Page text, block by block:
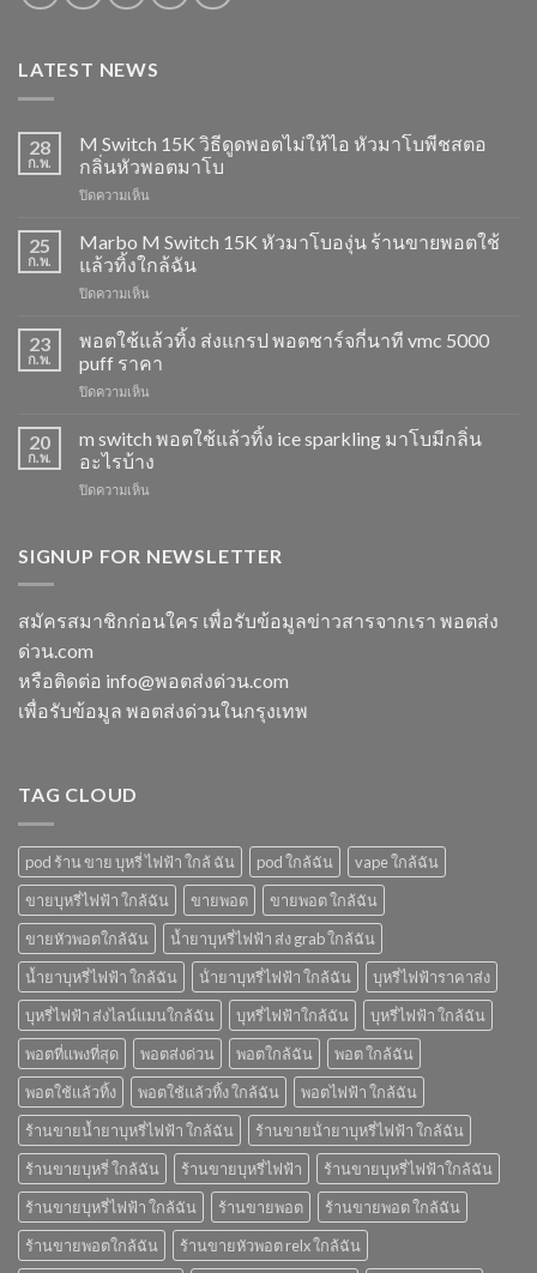
LATEST NEWS
28
ก.พ.
M Switch 15K วิธีดูดพอตไม่ให้ไอ หัวมาโบพีชสตอ
กลิ่นหัวพอตมาโบ
ปิดความเห็น
Switch
15K
วิธี
ดูด
ไม่
ให้
หัว
โบ
พีช
กลิ่น
ตมา
25
ก.พ.
Marbo M Switch 15K หัวมาโบองุ่น ร้านขายพอตใช้
แล้วทิ้งใกล้ฉัน
ปิดความเห็น
M
Switch
15K
หัว
โบ
องุ่น
ขาย
แล้ว
ฉัน
23
ก.พ.
พอตใช้แล้วทิ้ง ส่งแกรป พอตชาร์จกี่นาที vmc 5000
puff ราคา
ปิดความเห็น
แล้ว
ทิ้ง
ส่ง
ชาร์จ
vmc
ราคา
20
ก.พ.
m switch พอตใช้แล้วทิ้ง ice sparkling มาโบมีกลิ่น
อะไรบ้าง
ปิดความเห็น
พอต
ice
โบ
มี
SIGNUP FOR NEWSLETTER
สมัครสมาชิกก่อนใคร เพื่อรับข้อมูลข่าวสารจากเรา พอตส่ง
ด่วน.com
หรือติดต่อ info@พอตส่งด่วน.com
เพื่อรับข้อมูล พอตส่งด่วนในกรุงเทพ
TAG CLOUD
pod ร้าน ขาย บุหรี่ ไฟฟ้า ใกล้ ฉัน pod ใกล้ฉัน
vape ใกล้ฉัน
ขายบุหรี่ไฟฟ้า ใกล้ฉัน
ขายพอต
ขายพอต ใกล้ฉัน
ขายหัวพอตใกล้ฉัน
น้ำยาบุหรี่ไฟฟ้า ส่ง grab ใกล้ฉัน
น้ำยาบุหรี่ไฟฟ้า ใกล้ฉัน
น้ํายาบุหรี่ไฟฟ้า ใกล้ฉัน
บุหรี่ไฟฟ้าราคาส่ง
บุหรี่ไฟฟ้า ส่งไลน์แมนใกล้ฉัน
บุหรี่ไฟฟ้าใกล้ฉัน
บุหรี่ไฟฟ้า ใกล้ฉัน
พอตที่แพงที่สุด
พอตส่งด่วน พอตใกล้ฉัน
พอต ใกล้ฉัน
พอตใช้แล้วทิ้ง
พอตใช้แล้วทิ้ง ใกล้ฉัน
พอตไฟฟ้า ใกล้ฉัน
ร้านขายน้ำยาบุหรี่ไฟฟ้า ใกล้ฉัน
ร้านขายน้ํายาบุหรี่ไฟฟ้า ใกล้ฉัน
ร้านขายบุหรี่ ใกล้ฉัน
ร้านขายบุหรี่ไฟฟ้า
ร้านขายบุหรี่ไฟฟ้าใกล้ฉัน
ร้านขายบุหรี่ไฟฟ้า ใกล้ฉัน
ร้านขายพอต
ร้านขายพอต ใกล้ฉัน
ร้านขายพอตใกล้ฉัน
ร้านขายหัวพอต relx ใกล้ฉัน